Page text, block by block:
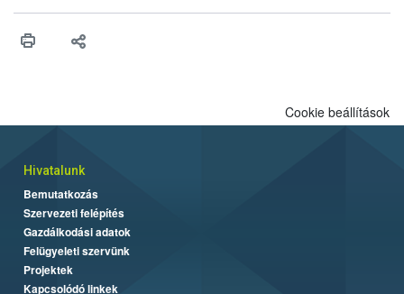
vonni az ebek viselkedésének megítélésében jártas szakértőt.
Cookie beállítások
Hivatalunk
Bemutatkozás
Szervezeti felépítés
Gazdálkodási adatok
Felügyeleti szervünk
Projektek
Kapcsolódó linkek